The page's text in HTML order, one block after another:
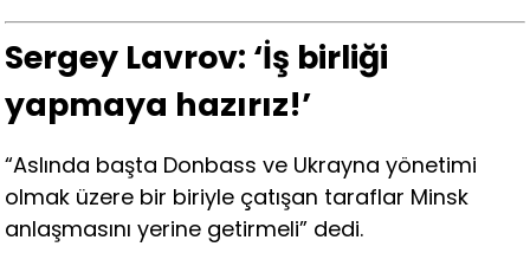
Sergey Lavrov: ‘İş birliği
yapmaya hazırız!’
“Aslında başta Donbass ve Ukrayna yönetimi
olmak üzere bir biriyle çatışan taraflar Minsk
anlaşmasını yerine getirmeli” dedi.